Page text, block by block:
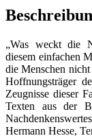
Lesebuch
Menge
„Was weckt die
diesem einfachen
die Menschen
Hoffnungsträger
Zeugnisse dieser
Texten aus der
Hermann Hesse,